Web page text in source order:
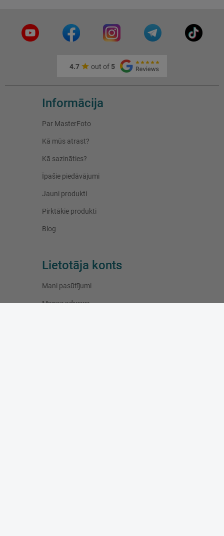
4.7 out of 5
Informācija
Par MasterFoto
Kā mūs atrast?
Kā sazināties?
Īpašie piedāvājumi
Jauni produkti
Pirktākie produkti
Blog
Lietotāja konts
Mani pasūtījumi
Manas adreses